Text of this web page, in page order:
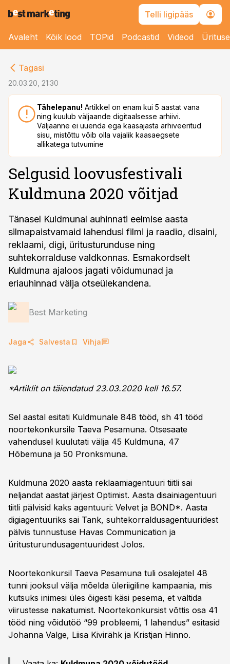
Telli ligipääs
Avaleht Kõik lood TOPid Podcastid Videod
Tagasi
20.03.20, 21:30
Tähelepanu! Artikkel on enam kui 5 aastat vana
ning kuulub väljaande digitaalsesse arhiivi.
Väljaanne ei uuenda ega kaasajasta arhiveeritud
sisu, mistõttu võib olla vajalik kaasaegsete
allikatega tutvumine
Selgusid loovusfestivali
Kuldmuna 2020 võitjad
Tänasel Kuldmunal auhinnati eelmise aasta
silmapaistvamaid lahendusi filmi ja raadio, disaini,
reklaami, digi, üritusturunduse ning
suhtekorralduse valdkonnas. Esmakordselt
Kuldmuna ajaloos jagati võidumunad ja
eriauhinnad välja otseülekandena.
Best Marketing
Jaga Salvesta Vihja
*Artiklit on täiendatud 23.03.2020 kell 16.57.
Sel aastal esitati Kuldmunale 848 tööd, sh 41 tööd
noortekonkursile Taeva Pesamuna. Otsesaate
vahendusel kuulutati välja 45 Kuldmuna, 47
Hõbemuna ja 50 Pronksmuna.
Kuldmuna 2020 aasta reklaamiagentuuri tiitli sai
neljandat aastat järjest Optimist. Aasta disainiagentuuri
tiitli pälvisid kaks agentuuri: Velvet ja BOND*. Aasta
digiagentuuriks sai Tank, suhtekorraldusagentuuridest
pälvis tunnustuse Havas Communication ja
üritusturundusagentuuridest Jolos.
Noortekonkursil Taeva Pesamuna tuli osalejatel 48
tunni jooksul välja mõelda üleriigiline kampaania, mis
kutsuks inimesi üles õigesti käsi pesema, et vältida
viirustesse nakatumist. Noortekonkursist võttis osa 41
tööd ning võidutöö “99 probleemi, 1 lahendus” esitasid
Johanna Valge, Liisa Kivirähk ja Kristjan Hinno.